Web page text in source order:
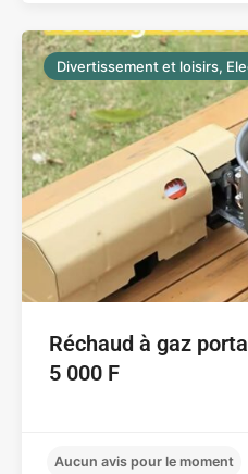
Aucun avis pour le
Divertissement et loisirs,
Réchaud à gaz
5 000 F